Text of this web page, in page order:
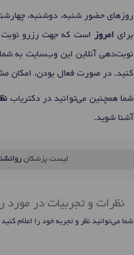
برای امروز
است که جهت رزرو نوبت
نوبت‌دهی آنلاین این وب‌سایت به
کنید. در صورت فعال بودن، امکان
شما همچنین می‌توانید در دکتریاب
آشنا شوید.
لیست پزشکان
نظرات و تجربیات در مورد
شما می‌توانید نظر و تجربه خود را اعلام